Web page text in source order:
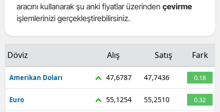
Gümüşhane
Isparta
Mersin
aracını kullanarak şu anki fiyatlar üzerinden çevirme
işlemlerinizi gerçekleştirebilirsiniz.
Döviz Alış Satış Fark
Amerikan Doları 47,6787 47,7436 0.18
Euro 55,1254 55,2510 0.32